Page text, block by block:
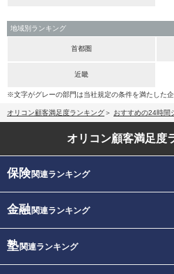
地域別ランキング
首都圏
近畿
※文字がグレーの部門は当社規定の条件を満たした
オリコン顧客満足度ランキング おすすめの24時間
オリコン顧客満足度
保険関連ランキング
金融関連ランキング
塾関連ランキング